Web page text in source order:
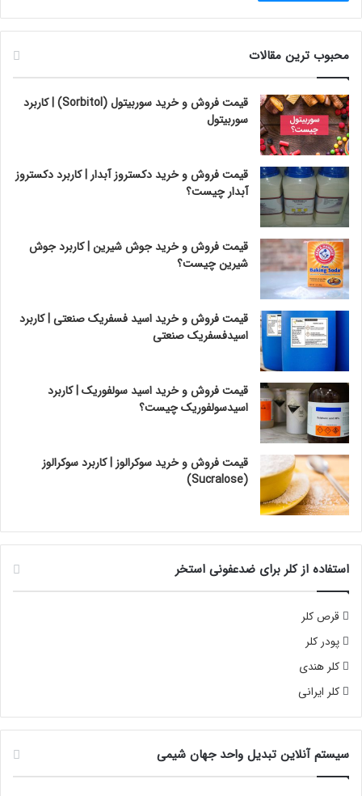
محبوب ترین مقالات
قیمت فروش و خرید سوربیتول (Sorbitol) | کاربرد
سوربیتول
قیمت فروش و خرید دکستروز آبدار | کاربرد دکستروز
آبدار چیست؟
قیمت فروش و خرید جوش شیرین | کاربرد جوش
شیرین چیست؟
قیمت فروش و خرید اسید فسفریک صنعتی | کاربرد
اسیدفسفریک صنعتی
قیمت فروش و خرید اسید سولفوریک | کاربرد
اسیدسولفوریک چیست؟
قیمت فروش و خرید سوکرالوز | کاربرد سوکرالوز
(Sucralose)
استفاده از کلر برای ضدعفونی استخر
قرص کلر
پودر کلر
کلر هندی
کلر ایرانی
سیستم آنلاین تبدیل واحد جهان شیمی